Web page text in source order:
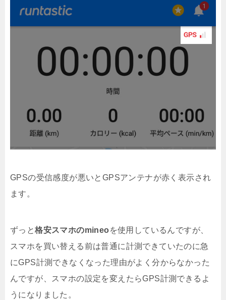
GPSの受信感度が悪いとGPSアンテナが赤く表示され
ます。
ずっと格安スマホのmineoを使用しているんですが、
スマホを買い替える前は普通に計測できていたのに急
にGPS計測できなくなった理由がよく分からなかった
んですが、スマホの設定を変えたらGPS計測できるよ
うになりました。